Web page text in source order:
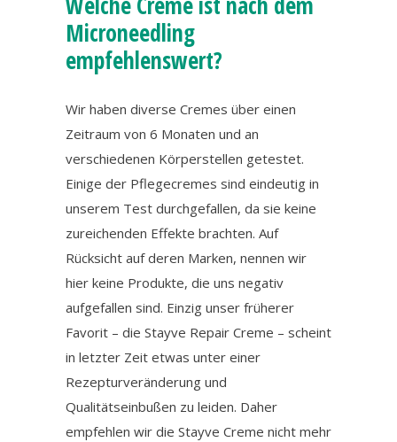
Microneedling
empfehlenswert?
Wir haben diverse Cremes über einen
Zeitraum von 6 Monaten und an
verschiedenen Körperstellen getestet.
Einige der Pflegecremes sind eindeutig in
unserem Test durchgefallen, da sie keine
zureichenden Effekte brachten. Auf
Rücksicht auf deren Marken, nennen wir
hier keine Produkte, die uns negativ
aufgefallen sind. Einzig unser früherer
Favorit – die Stayve Repair Creme – scheint
in letzter Zeit etwas unter einer
Rezepturveränderung und
Qualitätseinbußen zu leiden. Daher
empfehlen wir die Stayve Creme nicht mehr